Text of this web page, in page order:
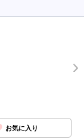
お気に入り